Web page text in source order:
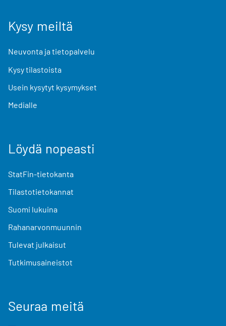
Kysy meiltä
Neuvonta ja tietopalvelu
Kysy tilastoista
Usein kysytyt kysymykset
Medialle
Löydä nopeasti
StatFin-tietokanta
Tilastotietokannat
Suomi lukuina
Rahanarvonmuunnin
Tulevat julkaisut
Tutkimusaineistot
Seuraa meitä